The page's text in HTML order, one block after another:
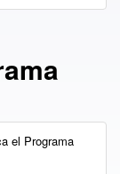
el Programa